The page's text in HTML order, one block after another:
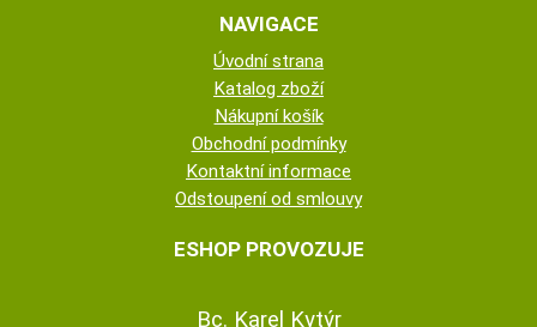
NAVIGACE
Úvodní strana
Katalog zboží
Nákupní košík
Obchodní podmínky
Kontaktní informace
Odstoupení od smlouvy
ESHOP PROVOZUJE
Bc. Karel Kytýr